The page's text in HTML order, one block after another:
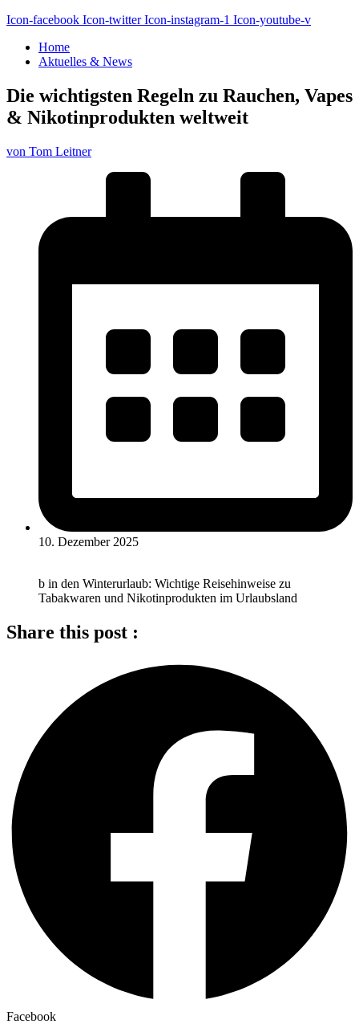
Icon-facebook Icon-twitter Icon-instagram-1 Icon-youtube-v
Home
Aktuelles & News
Die wichtigsten Regeln zu Rauchen, Vapes
& Nikotinprodukten weltweit
von Tom Leitner
10. Dezember 2025
b in den Winterurlaub: Wichtige Reisehinweise zu
Tabakwaren und Nikotinprodukten im Urlaubsland
Share this post :
Facebook